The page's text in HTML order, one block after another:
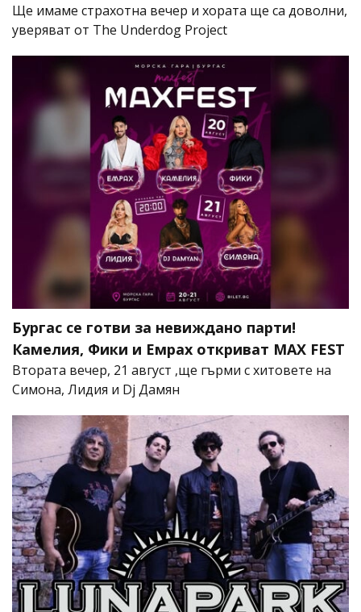
Ще имаме страхотна вечер и хората ще са доволни,
уверяват от The Underdog Project
Бургас се готви за невиждано парти!
Камелия, Фики и Емрах откриват MAX FEST
Втората вечер, 21 август ,ще гърми с хитовете на
Симона, Лидия и Dj Дамян